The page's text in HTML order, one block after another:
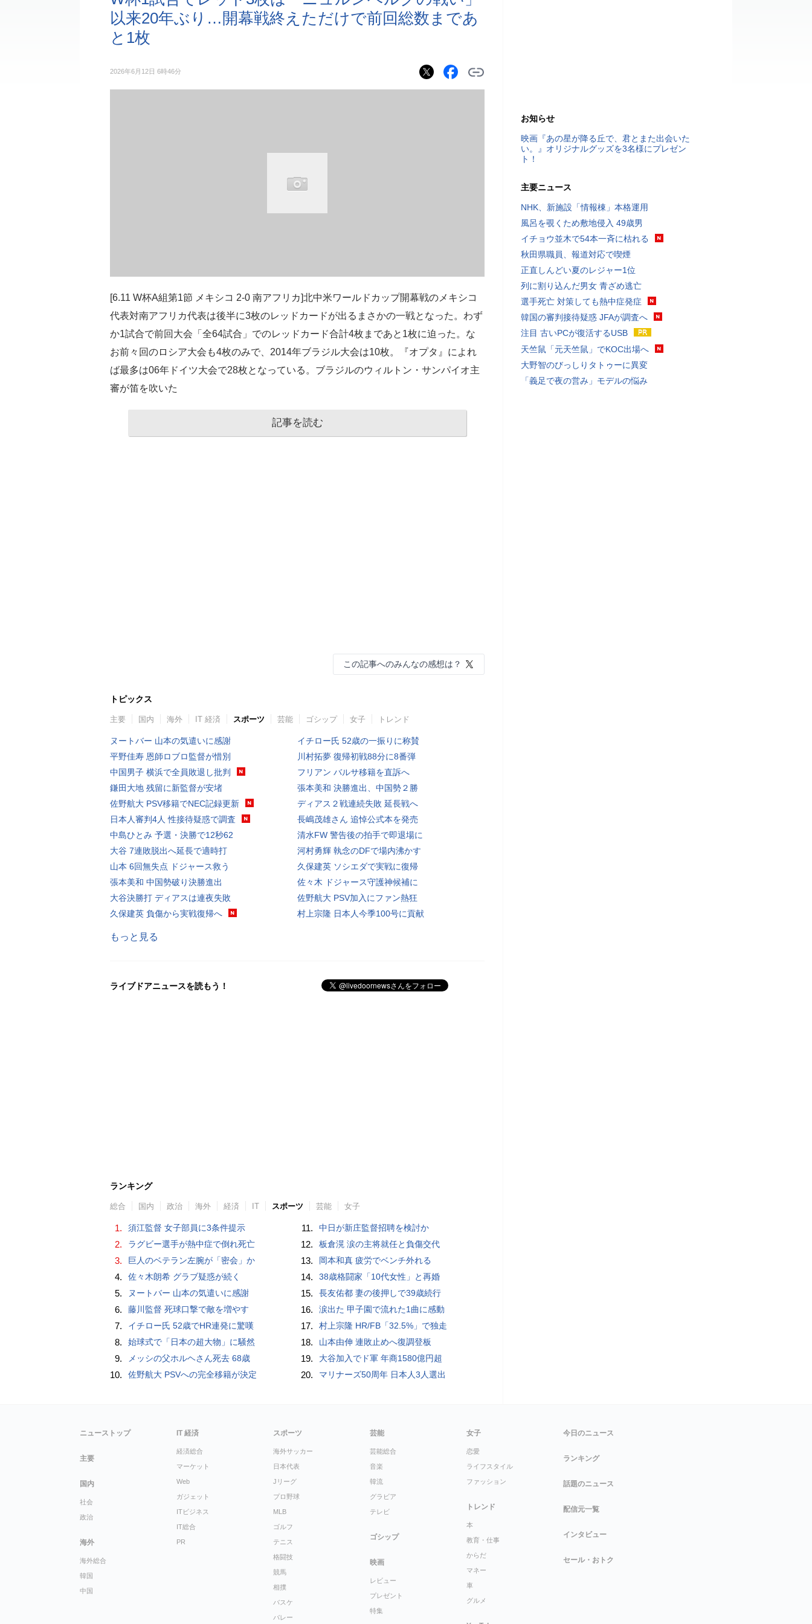
以来20年ぶり…開幕戦終えただけで前回総数まであ
と1枚
2026年6月12日 6時46分
[6.11 W杯A組第1節 メキシコ 2-0 南アフリカ]北中米ワールドカップ開幕戦のメキシコ
代表対南アフリカ代表は後半に3枚のレッドカードが出るまさかの一戦となった。わず
か1試合で前回大会「全64試合」でのレッドカード合計4枚まであと1枚に迫った。な
お前々回のロシア大会も4枚のみで、2014年ブラジル大会は10枚。『オプタ』によれ
ば最多は06年ドイツ大会で28枚となっている。ブラジルのウィルトン・サンパイオ主
審が笛を吹いた
記事を読む
この記事へのみんなの感想は？
トピックス
主要 国内 海外 IT 経済 スポーツ 芸能 ゴシップ 女子 トレンド
ヌートバー 山本の気遣いに感謝
平野佳寿 恩師ロブロ監督が惜別
中国男子 横浜で全員敗退し批判
鎌田大地 残留に新監督が安堵
佐野航大 PSV移籍でNEC記録更新
日本人審判4人 性接待疑惑で調査
中島ひとみ 予選・決勝で12秒62
大谷 7連敗脱出へ延長で適時打
山本 6回無失点 ドジャース救う
張本美和 中国勢破り決勝進出
大谷決勝打 ディアスは連夜失敗
久保建英 負傷から実戦復帰へ
イチロー氏 52歳の一振りに称賛
川村拓夢 復帰初戦88分に8番弾
フリアン バルサ移籍を直訴へ
張本美和 決勝進出、中国勢２勝
ディアス２戦連続失敗 延長戦へ
長嶋茂雄さん 追悼公式本を発売
清水FW 警告後の拍手で即退場に
河村勇輝 執念のDFで場内沸かす
久保建英 ソシエダで実戦に復帰
佐々木 ドジャース守護神候補に
佐野航大 PSV加入にファン熱狂
村上宗隆 日本人今季100号に貢献
もっと見る
ライブドアニュースを読もう！
ランキング
総合 国内 政治 海外 経済 IT スポーツ 芸能 女子
1. 須江監督 女子部員に3条件提示
2. ラグビー選手が熱中症で倒れ死亡
3. 巨人のベテラン左腕が「密会」か
4. 佐々木朗希 グラブ疑惑が続く
5. ヌートバー 山本の気遣いに感謝
6. 藤川監督 死球口撃で敵を増やす
7. イチロー氏 52歳でHR連発に驚嘆
8. 始球式で「日本の超大物」に騒然
9. メッシの父ホルヘさん死去 68歳
10. 佐野航大 PSVへの完全移籍が決定
11. 中日が新庄監督招聘を検討か
12. 板倉滉 涙の主将就任と負傷交代
13. 岡本和真 疲労でベンチ外れる
14. 38歳格闘家「10代女性」と再婚
15. 長友佑都 妻の後押しで39歳続行
16. 涙出た 甲子園で流れた1曲に感動
17. 村上宗隆 HR/FB「32.5%」で独走
18. 山本由伸 連敗止めへ復調登板
19. 大谷加入でド軍 年商1580億円超
20. マリナーズ50周年 日本人3人選出
お知らせ
映画『あの星が降る丘で、君とまた出会いた
い。』オリジナルグッズを3名様にプレゼン
ト！
主要ニュース
NHK、新施設「情報棟」本格運用
風呂を覗くため敷地侵入 49歳男
イチョウ並木で54本一斉に枯れる
秋田県職員、報道対応で喫煙
正直しんどい夏のレジャー1位
列に割り込んだ男女 青ざめ逃亡
選手死亡 対策しても熱中症発症
韓国の審判接待疑惑 JFAが調査へ
注目 古いPCが復活するUSB
天竺鼠「元天竺鼠」でKOC出場へ
大野智のびっしりタトゥーに異変
「義足で夜の営み」モデルの悩み
ニューストップ
主要
国内
社会
政治
海外
海外総合
韓国
中国
IT 経済
経済総合
マーケット
Web
ガジェット
ITビジネス
IT総合
PR
スポーツ
海外サッカー
日本代表
Jリーグ
プロ野球
MLB
ゴルフ
テニス
格闘技
競馬
相撲
バスケ
バレー
芸能
芸能総合
音楽
韓流
グラビア
テレビ
ゴシップ
映画
レビュー
プレゼント
特集
女子
恋愛
ライフスタイル
ファッション
トレンド
本
教育・仕事
からだ
マネー
車
グルメ
今日のニュース
ランキング
話題のニュース
配信元一覧
インタビュー
セール・おトク